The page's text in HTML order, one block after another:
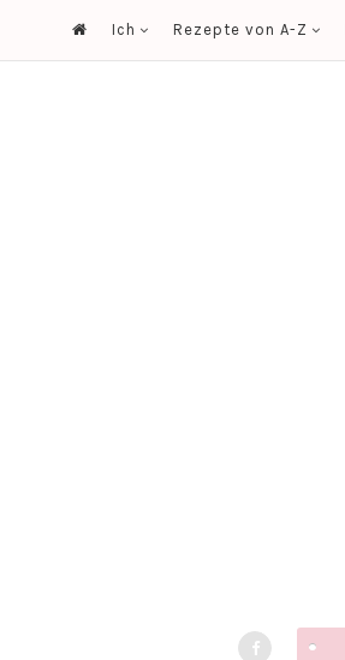
Ich Rezepte von A-Z